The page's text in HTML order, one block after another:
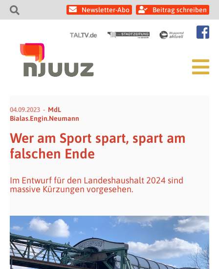
Newsletter-Abo Beitrag schreiben
04.09.2023
MdL
Bialas.Engin.Neumann
Wer am Sport spart, spart am
falschen Ende
Im Entwurf für den Landeshaushalt 2024 sind
massive Kürzungen vorgesehen.